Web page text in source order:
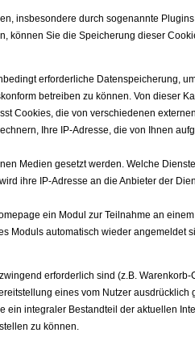
insbesondere durch sogenannte
Sie die Speicherung dieser
erforderliche Datenspeicherung,
betreiben zu können. Von dieser
Cookies, die von verschiedenen
Ihre IP-Adresse, die von Ihnen
Medien gesetzt werden. Welche
ihre IP-Adresse an die Anbieter der
ein Modul zur Teilnahme an
Moduls automatisch wieder angemeldet
erforderlich sind (z.B.
eines vom Nutzer
integraler Bestandteil der aktuellen
zu können.